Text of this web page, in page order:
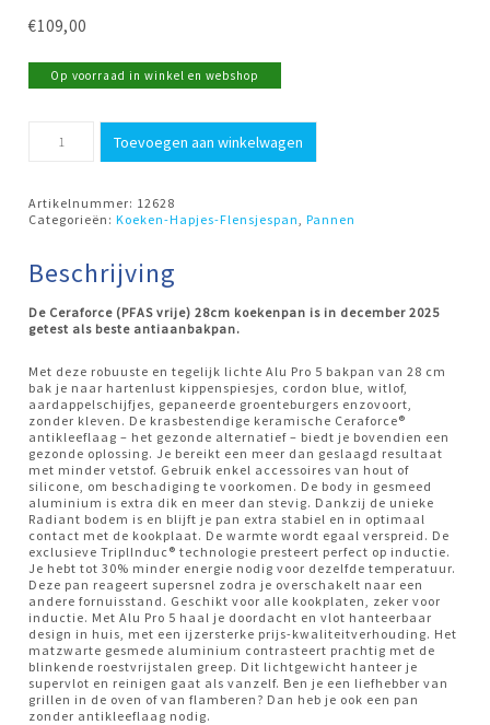
€109,00
Op voorraad in winkel en webshop
28cm
aantal
Toevoegen aan winkelwagen
Artikelnummer: 12628
Categorieën:Koeken-Hapjes-Flensjespan ,Pannen
Beschrijving
De Ceraforce (PFAS vrije) 28cm koekenpan is in december 2025
getest als beste antiaanbakpan.
Met deze robuuste en tegelijk lichte Alu Pro 5 bakpan van 28 cm
bak je naar hartenlust kippenspiesjes, cordon blue, witlof,
aardappelschijfjes, gepaneerde groenteburgers enzovoort,
zonder kleven. De krasbestendige keramische Ceraforce®
antikleeflaag – het gezonde alternatief – biedt je bovendien een
gezonde oplossing. Je bereikt een meer dan geslaagd resultaat
met minder vetstof. Gebruik enkel accessoires van hout of
silicone, om beschadiging te voorkomen. De body in gesmeed
aluminium is extra dik en meer dan stevig. Dankzij de unieke
Radiant bodem is en blijft je pan extra stabiel en in optimaal
contact met de kookplaat. De warmte wordt egaal verspreid. De
exclusieve TriplInduc® technologie presteert perfect op inductie.
Je hebt tot 30% minder energie nodig voor dezelfde temperatuur.
Deze pan reageert supersnel zodra je overschakelt naar een
andere fornuisstand. Geschikt voor alle kookplaten, zeker voor
inductie. Met Alu Pro 5 haal je doordacht en vlot hanteerbaar
design in huis, met een ijzersterke prijs-kwaliteitverhouding. Het
matzwarte gesmede aluminium contrasteert prachtig met de
blinkende roestvrijstalen greep. Dit lichtgewicht hanteer je
supervlot en reinigen gaat als vanzelf. Ben je een liefhebber van
grillen in de oven of van flamberen? Dan heb je ook een pan
zonder antikleeflaag nodig.